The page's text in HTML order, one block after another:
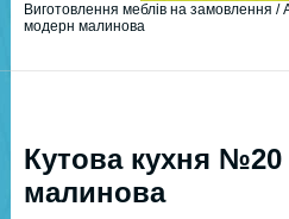
Виготовлення меблів на замовлення /
модерн малинова
Кутова кухня
малинова